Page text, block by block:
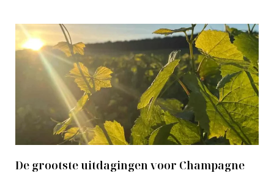
De grootste uitdagingen voor Champagne